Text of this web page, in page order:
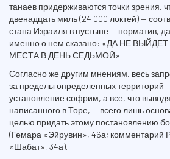
танаев придерживаются точки зрения,
двенадцать миль (24 000 локтей) —
стана Израиля в пустыне — норматив,
именно о нем сказано: «ДА НЕ
МЕСТА В ДЕНЬ СЕДЬМОЙ».
Согласно же другим мнениям, весь
за пределы определенных территорий
установление софрим, а все, что
написанного в Торе, — всего лишь
целью придать этому постановлению
(Гемара «Эйрувин», 46а; комментарий
«Шабат», 34а).